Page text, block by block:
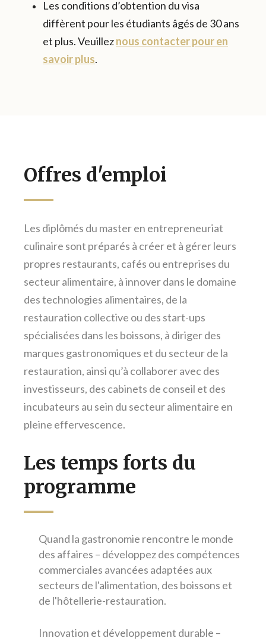
Les conditions d’obtention du visa
diffèrent pour les étudiants âgés de 30 ans
et plus. Veuilleznous contacter pour en
savoir plus.
Offres d'emploi
Les diplômés du master en entrepreneuriat
culinaire sont préparés à créer et à gérer leurs
propres restaurants, cafés ou entreprises du
secteur alimentaire, à innover dans le domaine
des technologies alimentaires, de la
restauration collective ou des start-ups
spécialisées dans les boissons, à diriger des
marques gastronomiques et du secteur de la
restauration, ainsi qu’à collaborer avec des
investisseurs, des cabinets de conseil et des
incubateurs au sein du secteur alimentaire en
pleine effervescence.
Les temps forts du
programme
Quand la gastronomie rencontre le monde
des affaires – développez des compétences
commerciales avancées adaptées aux
secteurs de l'alimentation, des boissons et
de l'hôtellerie-restauration.
Innovation et développement durable –